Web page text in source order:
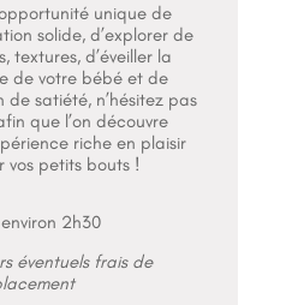
unique de
solide, d’explorer de
textures, d’éveiller la
de votre bébé et de
de satiété, n’hésitez pas
que l’on découvre
riche en plaisir
vos petits bouts !
2h30
éventuels frais de